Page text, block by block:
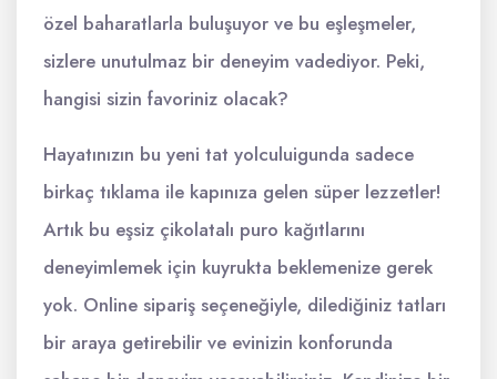
özel baharatlarla buluşuyor ve bu eşleşmeler,
sizlere unutulmaz bir deneyim vadediyor. Peki,
hangisi sizin favoriniz olacak?
Hayatınızın bu yeni tat yolculuigunda sadece
birkaç tıklama ile kapınıza gelen süper lezzetler!
Artık bu eşsiz çikolatalı puro kağıtlarını
deneyimlemek için kuyrukta beklemenize gerek
yok. Online sipariş seçeneğiyle, dilediğiniz tatları
bir araya getirebilir ve evinizin konforunda